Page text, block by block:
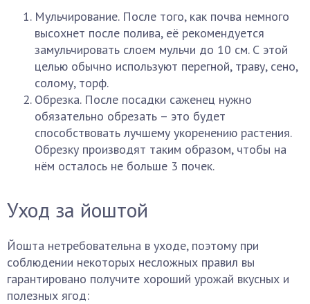
Мульчирование. После того, как почва немного
высохнет после полива, её рекомендуется
замульчировать слоем мульчи до 10 см. С этой
целью обычно используют перегной, траву, сено,
солому, торф.
Обрезка. После посадки саженец нужно
обязательно обрезать – это будет
способствовать лучшему укоренению растения.
Обрезку производят таким образом, чтобы на
нём осталось не больше 3 почек.
Уход за йоштой
Йошта нетребовательна в уходе, поэтому при
соблюдении некоторых несложных правил вы
гарантировано получите хороший урожай вкусных и
полезных ягод: